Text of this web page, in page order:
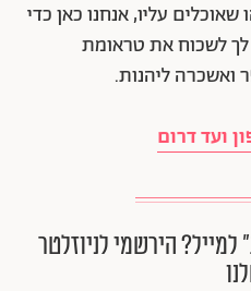
עליו, אנחנו כאן כדי
לך לשכוח את טראומת
ואשכרה ליהנות.
הירשמי לניוזלטר